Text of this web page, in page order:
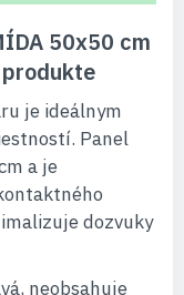
50x50 cm
je ideálnym
Panel
a je
dozvuky
neobsahuje